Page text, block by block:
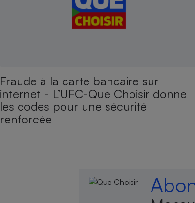
Fraude à la carte bancaire sur
internet - L’UFC-Que Choisir donne
les codes pour une sécurité
renforcée